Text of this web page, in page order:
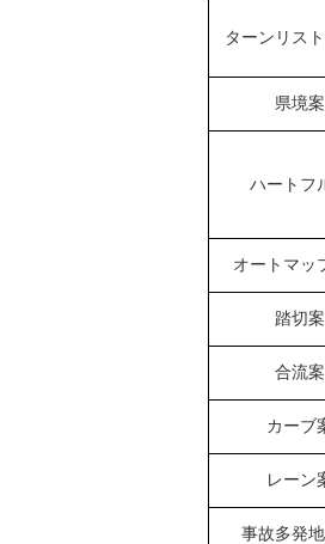
ターンリス
県境
ハートフ
オートマッ
踏切
合流
カーブ
レーン
事故多発